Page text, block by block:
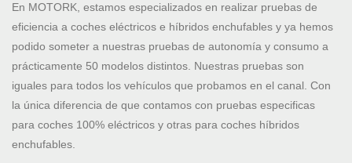
En MOTORK, estamos especializados en realizar pruebas de
eficiencia a coches eléctricos e híbridos enchufables y ya hemos
podido someter a nuestras pruebas de autonomía y consumo a
prácticamente 50 modelos distintos. Nuestras pruebas son
iguales para todos los vehículos que probamos en el canal. Con
la única diferencia de que contamos con pruebas especificas
para coches 100% eléctricos y otras para coches híbridos
enchufables.